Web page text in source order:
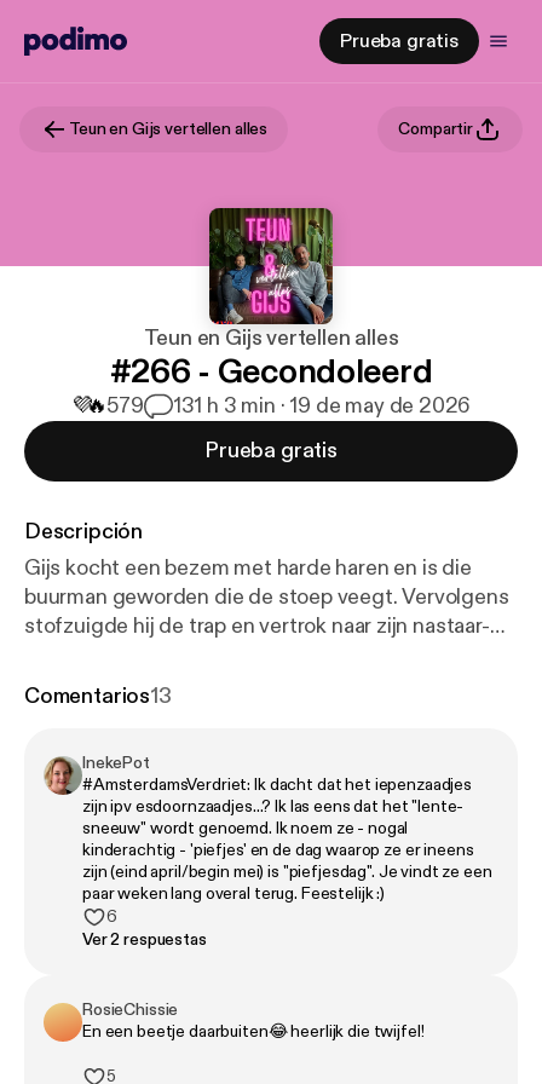
Prueba gratis
Teun en Gijs vertellen alles Compartir
Teun en Gijs vertellen alles
#266 - Gecondoleerd
💜🔥579 131 h 3 min · 19 de may de 2026
Prueba gratis
Descripción
Gijs kocht een bezem met harde haren en is die
buurman geworden die de stoep veegt. Vervolgens
stofzuigde hij de trap en vertrok naar zijn nastaar-
dan? Wel kampt hij nog altijd met zijn oude
reaction challenge aan. Daag hem niet uit! Hanneke
is sinds de dood van haar poes in regressie en mist
plots iedereen. We sluiten af met een absolute
highlight. ❤️ Insta: @teun.gijs [https://www.instagra
m.com/teun.gijs/channel/] 🧢
petje.af/teunengijsvertellenalles [
unengijsvertellenalles
naar sprinklr.co en ontvang €5 korting met de code
'TeunenGijsBio' Rijksoverheid [https://www.allesove
rbiologisch.nl/veelgestelde-vragen
Comentarios13
InekePot
#AmsterdamsVerdriet: Ik dacht dat het iepenzaadjes
zijn ipv esdoornzaadjes...? Ik las eens dat het "lente-
sneeuw" wordt genoemd. Ik noem ze - nogal
kinderachtig - 'piefjes' en de dag waarop ze er ineens
zijn (eind april/begin mei) is "piefjesdag". Je vindt ze een
paar weken lang overal terug. Feestelijk :)
6
Ver 2 respuestas
RosieChissie
En een beetje daarbuiten😂 heerlijk die twijfel!
5